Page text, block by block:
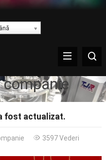
fost actualizat.
3597 Vederi